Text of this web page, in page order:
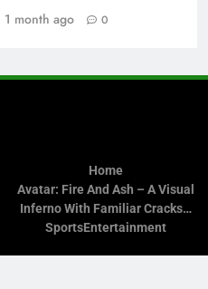
1 month ago 0
Home
Avatar: Fire And Ash – A Visual
Inferno With Familiar Cracks…
SportsEntertainment